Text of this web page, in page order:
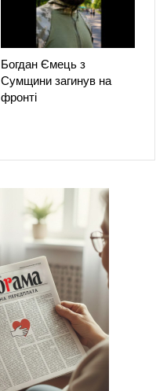
Богдан Ємець з
Сумщини загинув на
фронті